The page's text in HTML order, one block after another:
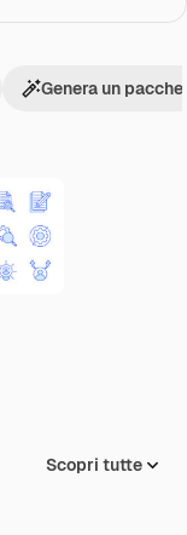
Genera un
Scopri tutte